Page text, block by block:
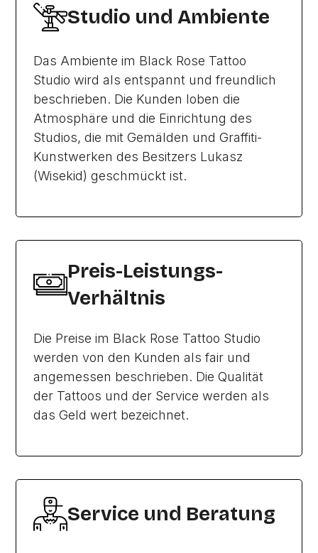
Studio und Ambiente
Das Ambiente im Black Rose Tattoo
Studio wird als entspannt und freundlich
beschrieben. Die Kunden loben die
Atmosphäre und die Einrichtung des
Studios, die mit Gemälden und Graffiti-
Kunstwerken des Besitzers Lukasz
(Wisekid) geschmückt ist.
Preis-Leistungs-
Verhältnis
Die Preise im Black Rose Tattoo Studio
werden von den Kunden als fair und
angemessen beschrieben. Die Qualität
der Tattoos und der Service werden als
das Geld wert bezeichnet.
Service und Beratung